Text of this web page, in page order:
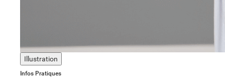
Illustration
Infos Pratiques